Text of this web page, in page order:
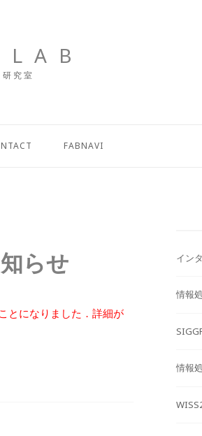
究室
FABNAVI
らせ
とになりました．詳細が
イン
情報
情報